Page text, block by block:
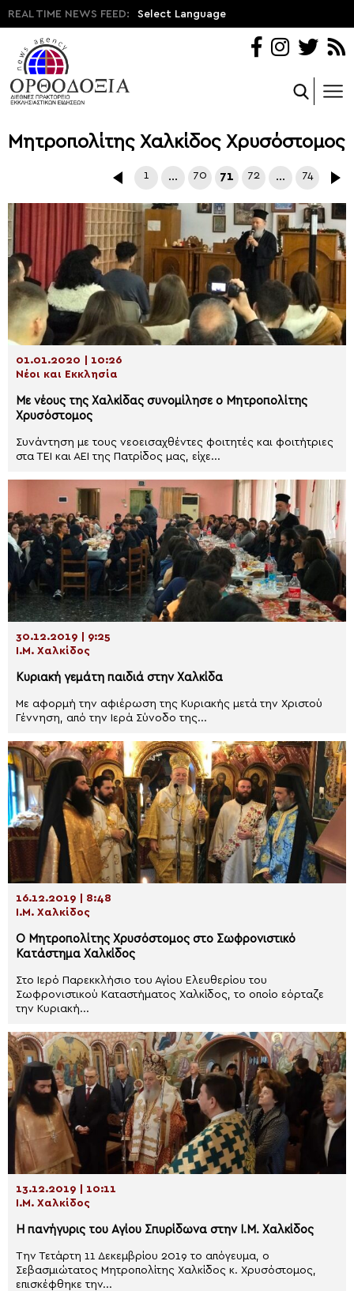
REAL TIME NEWS FEED: Select Language
Μητροπολίτης Χαλκίδος Χρυσόστομος
1 … 70 71 72 … 74
01.01.2020 | 10:26
Νέοι και Εκκλησία
Με νέους της Χαλκίδας συνομίλησε ο Μητροπολίτης
Χρυσόστομος
Συνάντηση με τους νεοεισαχθέντες φοιτητές και φοιτήτριες
στα ΤΕΙ και ΑΕΙ της Πατρίδος μας, είχε...
30.12.2019 | 9:25
Ι.Μ. Χαλκίδος
Κυριακή γεμάτη παιδιά στην Χαλκίδα
Με αφορμή την αφιέρωση της Κυριακής μετά την Χριστού
Γέννηση, από την Ιερά Σύνοδο της...
16.12.2019 | 8:48
Ι.Μ. Χαλκίδος
Ο Μητροπολίτης Χρυσόστομος στο Σωφρονιστικό
Κατάστημα Χαλκίδος
Στο Ιερό Παρεκκλήσιο του Αγίου Ελευθερίου του
Σωφρονιστικού Καταστήματος Χαλκίδος, το οποίο εόρταζε
την Κυριακή...
13.12.2019 | 10:11
Ι.Μ. Χαλκίδος
Η πανήγυρις του Αγίου Σπυρίδωνα στην Ι.Μ. Χαλκίδος
Την Τετάρτη 11 Δεκεμβρίου 2019 το απόγευμα, ο
Σεβασμιώτατος Μητροπολίτης Χαλκίδος κ. Χρυσόστομος,
επισκέφθηκε την...